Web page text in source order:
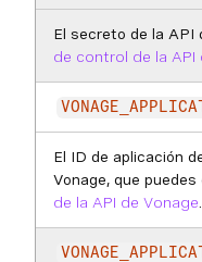
El secreto de la API
de control de la API
El ID de aplicación
Vonage, que
de la API de Vonage